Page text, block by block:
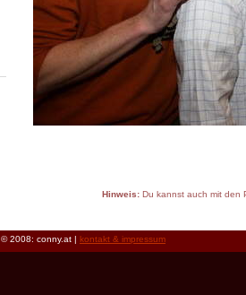
Hinweis:Du kannst auch mit den
© 2008: conny.at | kontakt & impressum